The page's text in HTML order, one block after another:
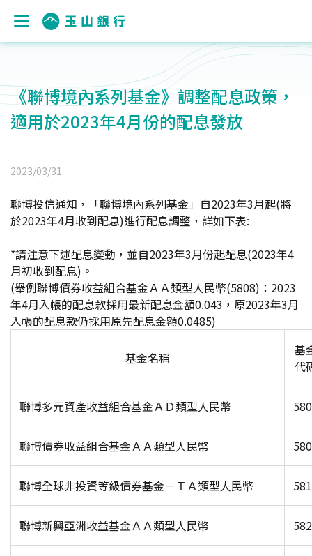
《聯博境內系列基金》調整配息政策，
適用於2023年4月份的配息發放
2023/03/31
聯博投信通知，「聯博境內系列基金」自2023年3月起(將
於2023年4月收到配息)進行配息調整，詳如下表:
*請注意下述配息變動，並自2023年3月份起配息(2023年4
月初收到配息)。
(舉例聯博債券收益組合基金ＡＡ類型人民幣(5808)：2023
年4月入帳的配息款採用最新配息金額0.043，原2023年3月
入帳的配息款仍採用原先配息金額0.0485)
基金名稱
基
代
聯博多元資產收益組合基金ＡＤ類型人民幣
聯博債券收益組合基金ＡＡ類型人民幣
聯博全球非投資等級債券基金－ＴＡ類型人民幣
聯博新興亞洲收益基金ＡＡ類型人民幣